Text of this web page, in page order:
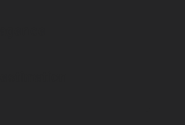
estimation